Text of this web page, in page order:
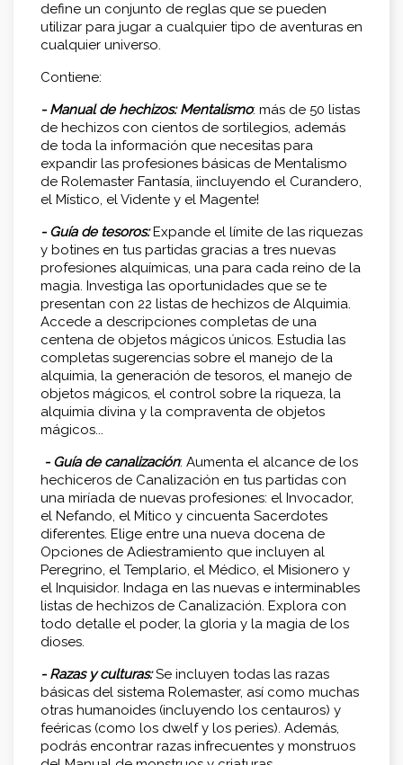
define un conjunto de reglas que se pueden
utilizar para jugar a cualquier tipo de aventuras en
cualquier universo.
Contiene:
- Manual de hechizos: Mentalismo: más de 50 listas
de hechizos con cientos de sortilegios, además
de toda la información que necesitas para
expandir las profesiones básicas de Mentalismo
de Rolemaster Fantasía, ¡incluyendo el Curandero,
el Místico, el Vidente y el Magente!
- Guía de tesoros: Expande el límite de las riquezas
y botines en tus partidas gracias a tres nuevas
profesiones alquímicas, una para cada reino de la
magia. Investiga las oportunidades que se te
presentan con 22 listas de hechizos de Alquimia.
Accede a descripciones completas de una
centena de objetos mágicos únicos. Estudia las
completas sugerencias sobre el manejo de la
alquimia, la generación de tesoros, el manejo de
objetos mágicos, el control sobre la riqueza, la
alquimia divina y la compraventa de objetos
mágicos...
- Guía de canalización: Aumenta el alcance de los
hechiceros de Canalización en tus partidas con
una miríada de nuevas profesiones: el Invocador,
el Nefando, el Mítico y cincuenta Sacerdotes
diferentes. Elige entre una nueva docena de
Opciones de Adiestramiento que incluyen al
Peregrino, el Templario, el Médico, el Misionero y
el Inquisidor. Indaga en las nuevas e interminables
listas de hechizos de Canalización. Explora con
todo detalle el poder, la gloria y la magia de los
dioses.
- Razas y culturas:Se incluyen todas las razas
básicas del sistema Rolemaster, así como muchas
otras humanoides (incluyendo los centauros) y
feéricas (como los dwelf y los peries). Además,
podrás encontrar razas infrecuentes y monstruos